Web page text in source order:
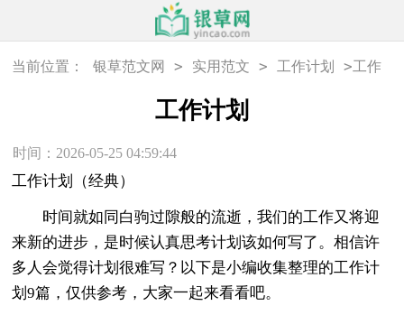
当前位置： 银草范文网 > 实用范文 > 工作计划 >工作
工作计划
时间：2026-05-25 04:59:44
工作计划（经典）
时间就如同白驹过隙般的流逝，我们的工作又将迎
来新的进步，是时候认真思考计划该如何写了。相信许
多人会觉得计划很难写？以下是小编收集整理的工作计
划9篇，仅供参考，大家一起来看看吧。